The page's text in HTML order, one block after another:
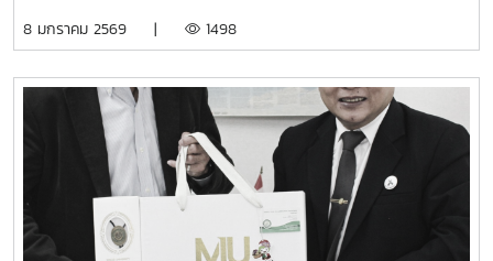
เยี่ยมคารวะเนื่องในโอกาสสวัสดีปีใหม่ 25697 January 2026,
of Maejo University, together with Associate Dean of
International College, and the International Affairs
Officers, Maejo University visited the Republic of
Korea Honorary Consulate in Chiang Mai to greet
Honorary Consul Vatchara Tantranont on the occasion
on New Year Festival 2026.
8 มกราคม 2569 | 1498